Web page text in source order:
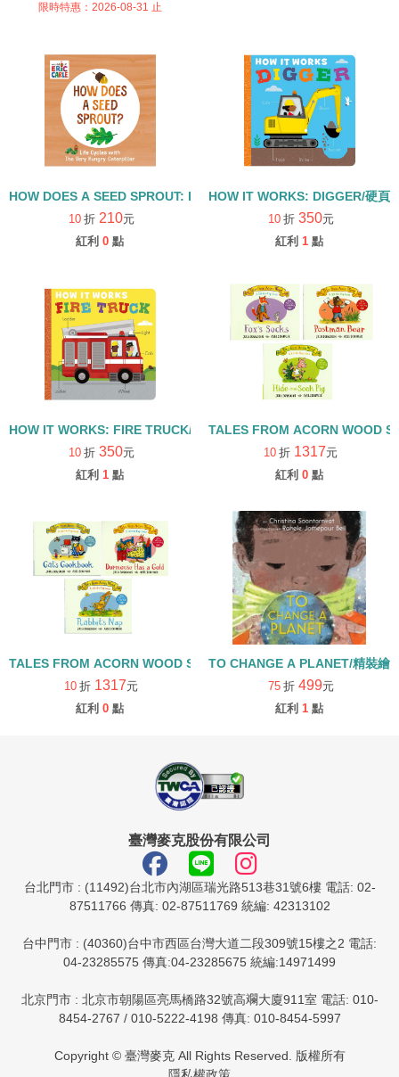
限時特惠：2026-08-31 止
HOW DOES A SEED SPROUT: LIFE CYCLES WITH THE VERY
10 折 210元
紅利 0 點
HOW IT WORKS: DIGGER/硬頁
10 折 350元
紅利 1 點
HOW IT WORKS: FIRE TRUCK/硬頁書
10 折 350元
紅利 1 點
TALES FROM ACORN WOOD
10 折 1317元
紅利 0 點
TALES FROM ACORN WOOD STORY COLLECTION 生活日常組/
10 折 1317元
紅利 0 點
TO CHANGE A PLANET/精裝繪
75 折 499元
紅利 1 點
臺灣麥克股份有限公司
台北門市 : (11492)台北市內湖區瑞光路513巷31號6樓 電話: 02-
87511766 傳真: 02-87511769 統編: 42313102
台中門市 : (40360)台中市西區台灣大道二段309號15樓之2 電話:
04-23285575 傳真:04-23285675 統編:14971499
北京門市 : 北京市朝陽區亮馬橋路32號高斕大廈911室 電話: 010-
8454-2767 / 010-5222-4198 傳真: 010-8454-5997
Copyright © 臺灣麥克 All Rights Reserved. 版權所有